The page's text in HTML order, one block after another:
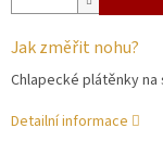
Jak změřit nohu?
Chlapecké plátěnky
Detailní informace